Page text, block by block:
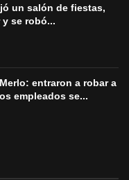
un salón de fiestas,
se robó...
entraron a robar a
empleados se...